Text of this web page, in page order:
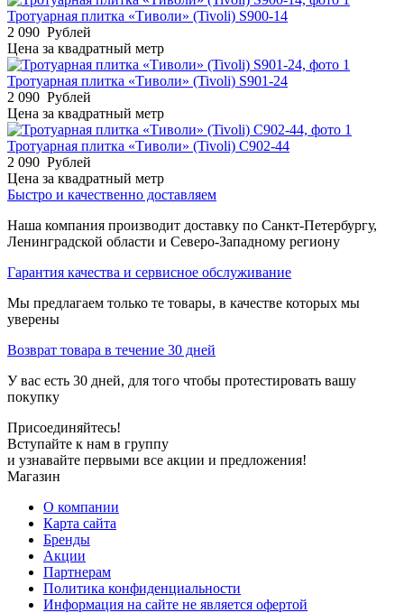
Тротуарная плитка «Тиволи» (Tivoli) S900-14
2 090 Рублей
Цена за квадратный метр
Тротуарная плитка «Тиволи» (Tivoli) S901-24
2 090 Рублей
Цена за квадратный метр
Тротуарная плитка «Тиволи» (Tivoli) С902-44
2 090 Рублей
Цена за квадратный метр
Быстро и качественно доставляем
Наша компания производит доставку по Санкт-Петербургу,
Ленинградской области и Северо-Западному региону
Гарантия качества и сервисное обслуживание
Мы предлагаем только те товары, в качестве которых мы
уверены
Возврат товара в течение 30 дней
У вас есть 30 дней, для того чтобы протестировать вашу
покупку
Присоединяйтесь!
Вступайте к нам в группу
и узнавайте первыми все акции и предложения!
Магазин
О компании
Карта сайта
Бренды
Акции
Партнерам
Политика конфиденциальности
Информация на сайте не является офертой